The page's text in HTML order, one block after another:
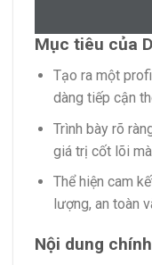
Mục tiêu của
Tạo ra một
dàng tiếp cận
Trình bày rõ
giá trị cốt lõi
Thể hiện cam
lượng, an toàn
Nội dung